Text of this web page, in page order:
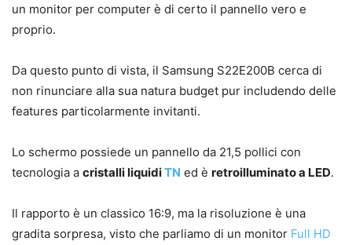
un monitor per computer è di certo il pannello vero e
proprio.
Da questo punto di vista, il Samsung S22E200B cerca di
non rinunciare alla sua natura budget pur includendo delle
features particolarmente invitanti.
Lo schermo possiede un pannello da 21,5 pollici con
tecnologia a cristalli liquidiTN ed è retroilluminato a LED.
Il rapporto è un classico 16:9, ma la risoluzione è una
gradita sorpresa, visto che parliamo di un monitor Full HD